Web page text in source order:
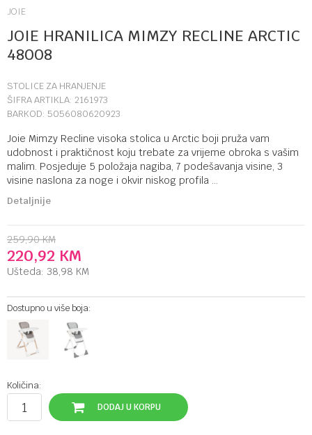
JOIE
JOIE HRANILICA MIMZY RECLINE ARCTIC
48008
STOLICE ZA HRANJENJE
ŠIFRA ARTIKLA: 2161973
BARKOD: 5056080620923
Joie Mimzy Recline visoka stolica u Arctic boji pruža vam
udobnost i praktičnost koju trebate za vrijeme obroka s vašim
malim. Posjeduje 5 položaja nagiba, 7 podešavanja visine, 3
visine naslona za noge i okvir niskog profila ...
Detaljnije
259,90 KM
220,92 KM
Ušteda: 38,98 KM
Dostupno u više boja:
Količina:
DODAJ U KORPU